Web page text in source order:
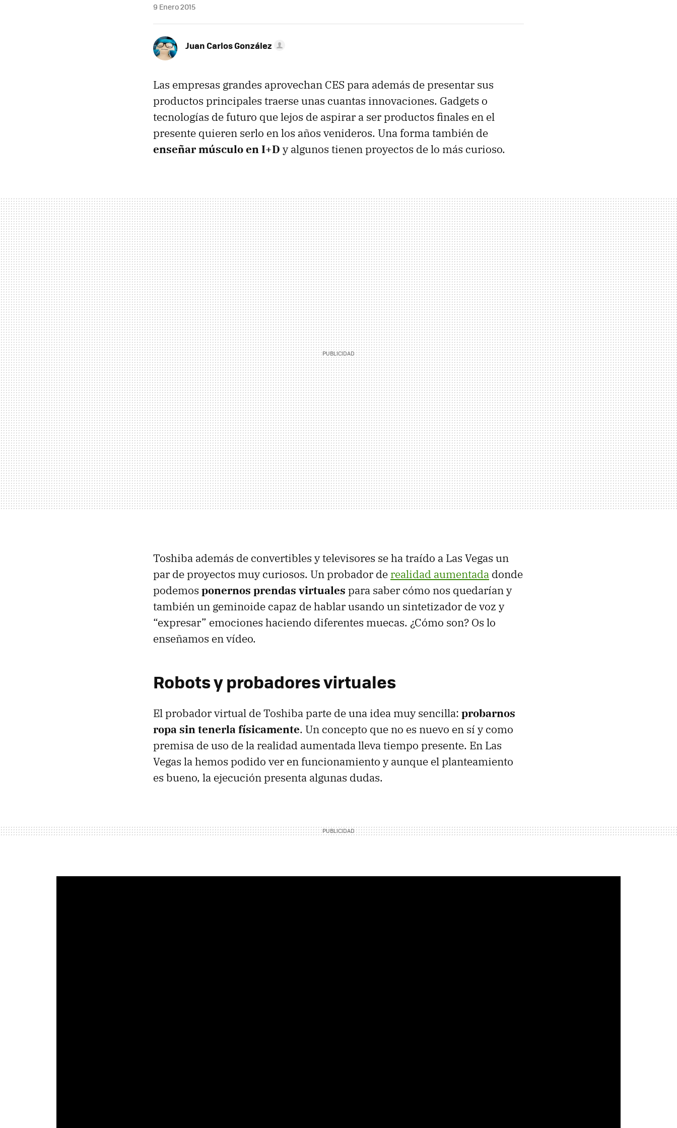
9 Enero 2015
Juan Carlos González
Las empresas grandes aprovechan CES para además de presentar sus
productos principales traerse unas cuantas innovaciones. Gadgets o
tecnologías de futuro que lejos de aspirar a ser productos finales en el
presente quieren serlo en los años venideros. Una forma también de
enseñar músculo en I+D y algunos tienen proyectos de lo más curioso.
Toshiba además de convertibles y televisores se ha traído a Las Vegas un
par de proyectos muy curiosos. Un probador de realidad aumentada donde
podemos ponernos prendas virtuales para saber cómo nos quedarían y
también un geminoide capaz de hablar usando un sintetizador de voz y
“expresar” emociones haciendo diferentes muecas. ¿Cómo son? Os lo
enseñamos en vídeo.
Robots y probadores virtuales
El probador virtual de Toshiba parte de una idea muy sencilla: probarnos
ropa sin tenerla físicamente. Un concepto que no es nuevo en sí y como
premisa de uso de la realidad aumentada lleva tiempo presente. En Las
Vegas la hemos podido ver en funcionamiento y aunque el planteamiento
es bueno, la ejecución presenta algunas dudas.